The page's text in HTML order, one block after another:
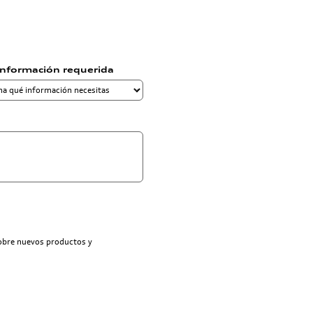
requerida
nuevos productos y